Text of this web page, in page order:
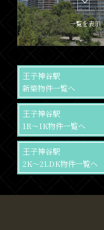
一覧を表示
王子神谷駅
新築物件一覧へ
王子神谷駅
1R～1K物件一覧へ
王子神谷駅
2K～2LDK物件一覧へ